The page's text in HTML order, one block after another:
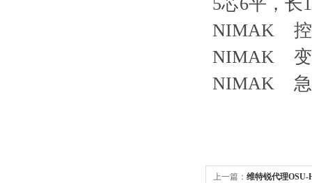
NIMAK
NIMAK
NIMAK
上一篇： 维特锐代理OSU-